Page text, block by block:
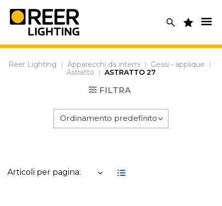
content
Reer Lighting | Apparecchi da interni | Gessi - applique
|
Astratto
| ASTRATTO 27
FILTRA
Articoli per pagina: